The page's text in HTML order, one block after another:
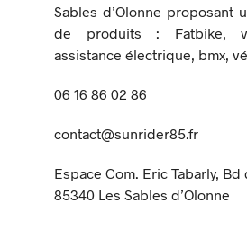
Sables d’Olonne proposant
de produits : Fatbike,
assistance électrique, bmx,
06 16 86 02 86
contact@sunrider85.fr
Espace Com. Eric Tabarly,
85340 Les Sables d’Olonne